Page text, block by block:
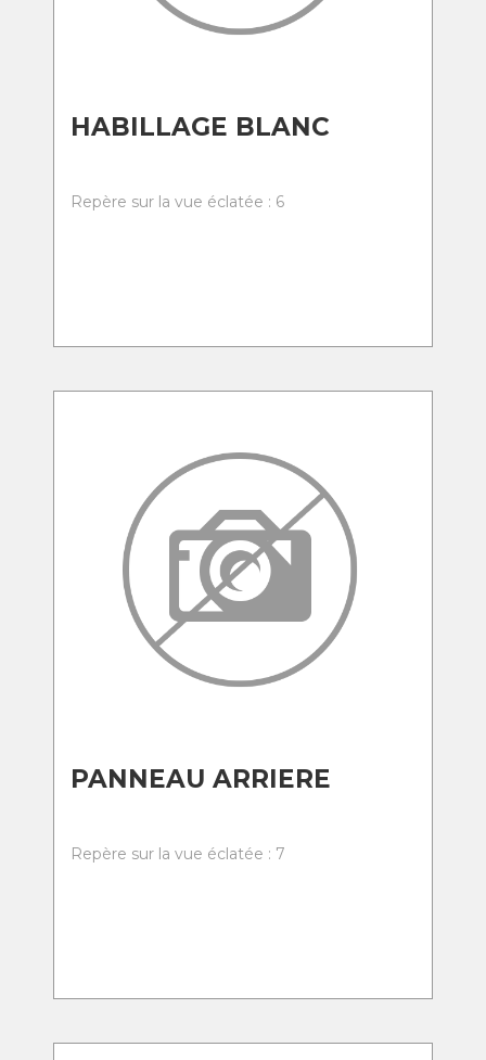
HABILLAGE BLANC
Repère sur la vue éclatée : 6
PANNEAU ARRIERE
Repère sur la vue éclatée : 7